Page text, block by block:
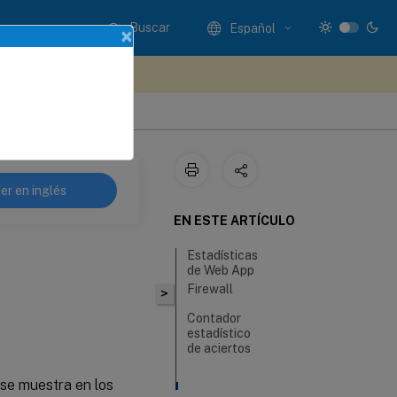
Buscar Español
en inglés
muestra en los
>
EN ESTE ARTÍCULO
Estadísticas
de Web App
Firewall
Contador
estadístico
de aciertos
×